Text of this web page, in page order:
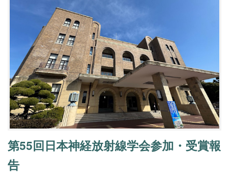
第55回日本神経放射線学会参加・受賞報
告